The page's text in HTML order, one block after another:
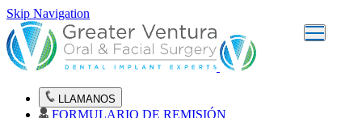
Skip Navigation
LLAMANOS
FORMULARIO DE REMISIÓN